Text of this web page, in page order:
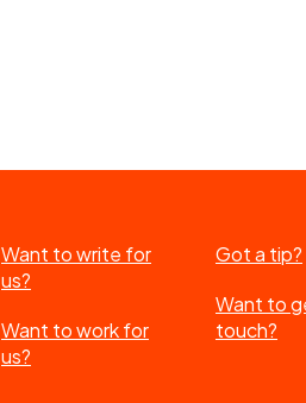
Want to write for
us?
Want to work for
us?
Got a tip?
Want to
touch?